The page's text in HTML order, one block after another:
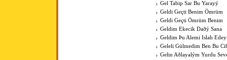
Gel Tabip Sar Bu Yarayý
Geldi Geçti Benim Ömrüm
Geldi Geçti Ömrüm Benim
Geldim Ekecik Daðý Sana
Geldim Þu Alemi Islah
Geleli Gülmedim Ben Bu
Gelin Aðlayalým Yurdu